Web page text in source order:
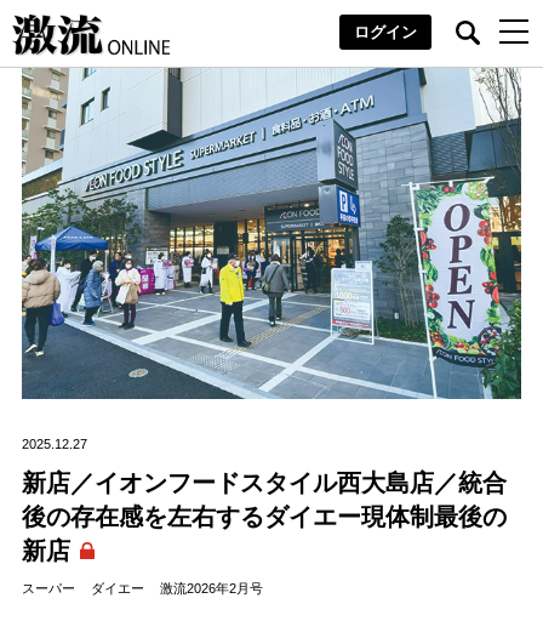
ログイン
2025.12.27
新店／イオンフードスタイル西大島店／統合
後の存在感を左右するダイエー現体制最後の
新店
スーパー ダイエー 激流2026年2月号